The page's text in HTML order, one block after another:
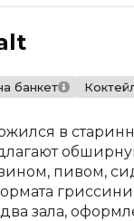
банкет
в
пивом,
зала,